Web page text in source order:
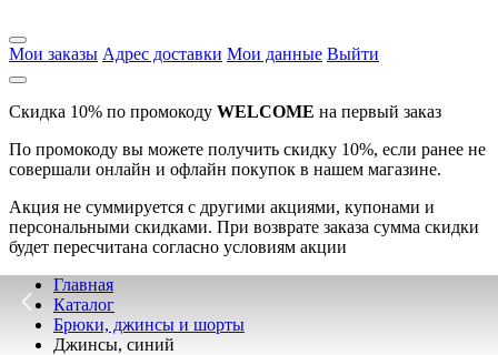
Мои заказы Адрес доставки Мои данные Выйти
Скидка 10% по промокоду WELCOME на первый заказ
По промокоду вы можете получить скидку 10%, если ранее не
совершали онлайн и офлайн покупок в нашем магазине.
Акция не суммируется с другими акциями, купонами и
персональными скидками. При возврате заказа сумма скидки
будет пересчитана согласно условиям акции
Главная
Каталог
Брюки, джинсы и шорты
Джинсы, синий